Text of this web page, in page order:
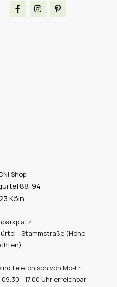
Shop
88-94
Köln
- Stammstraße (Höhe
telefonisch von Mo-Fr:
- 17.00 Uhr erreichbar